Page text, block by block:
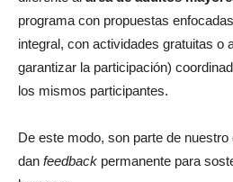
programa con propuestas
integral, con actividades gratuitas o
garantizar la participación)
los mismos participantes.
De este modo, son parte de
dan feedback permanente para